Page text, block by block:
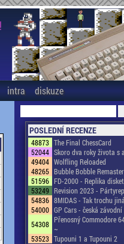
intra diskuze
POSLEDNÍ RECENZE
48873 The Final ChessCard
52044 Skoro dva roky života s
49404 Wolfling Reloaded
48265 Bubble Bobble
51596 FD-2000 - Replika
53249 Revision 2023 -
54836 8MIDAS - Tak trochu
54000 GP Cars - česká
54308 Přenosný Commodore
~
53523 Tupouni 1 a Tupouni 2